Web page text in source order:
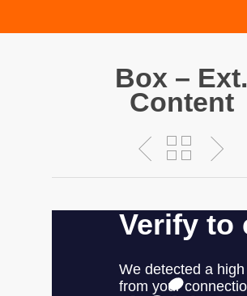
Box – Ext.
Content